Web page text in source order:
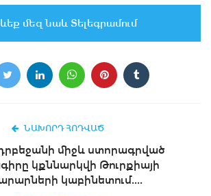
մեզ նաև Տելեգրամում
ՆԱԽՈՐԴ ՀՈԴՎԱԾ
միջև ստորագրված
կքննարկվի Թուրքիայի
կաբինետում....